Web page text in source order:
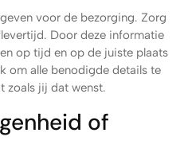
voor de bezorging. Zorg
Door deze informatie
op tijd en op de juiste plaats
om alle benodigde details te
zoals jij dat wenst.
of